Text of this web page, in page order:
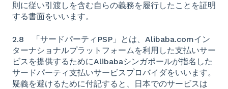
則に従い引渡しを含む自らの義務を履行したことを証明
する書面をいいます。
2.8 「サードパーティPSP」とは、Alibaba.comイン
ターナショナルプラットフォームを利用した支払いサー
ビスを提供するためにAlibabaシンガポールが指名した
サードパーティ支払いサービスプロバイダをいいます。
疑義を避けるために付記すると、日本でのサービスは